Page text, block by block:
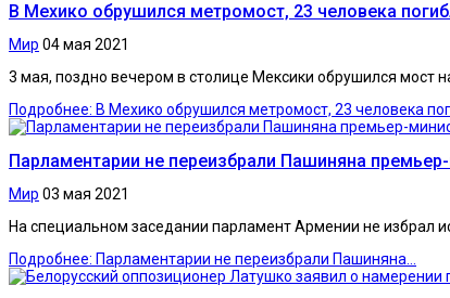
В Мехико обрушился метромост, 23 человека
Мир 04 мая 2021
3 мая, поздно вечером в столице Мексики обрушился мост
Подробнее: В Мехико обрушился метромост, 23 человека
Парламентарии не переизбрали Пашиняна
Мир 03 мая 2021
На специальном заседании парламент Армении не избрал
Подробнее: Парламентарии не переизбрали Пашиняна...